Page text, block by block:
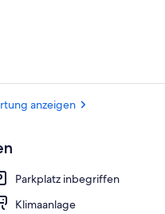
anzeigen
Parkplatz inbegriffen
Klimaanlage